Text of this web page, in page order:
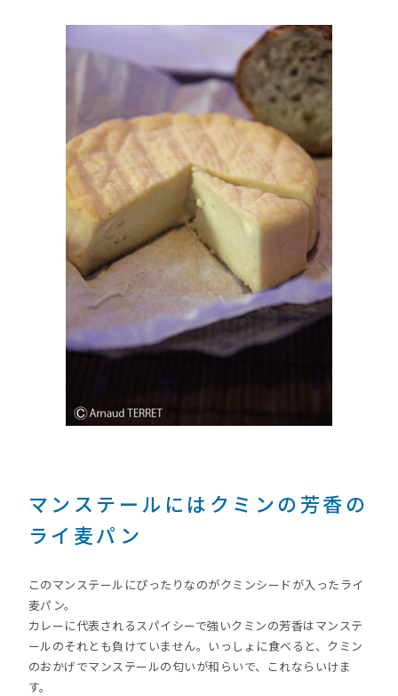
マンステールにはクミンの芳香の
ライ麦パン
このマンステールにぴったりなのがクミンシードが入ったライ
麦パン。
カレーに代表されるスパイシーで強いクミンの芳香はマンステ
ールのそれとも負けていません。いっしょに食べると、クミン
のおかげでマンステールの匂いが和らいで、これならいけま
す。